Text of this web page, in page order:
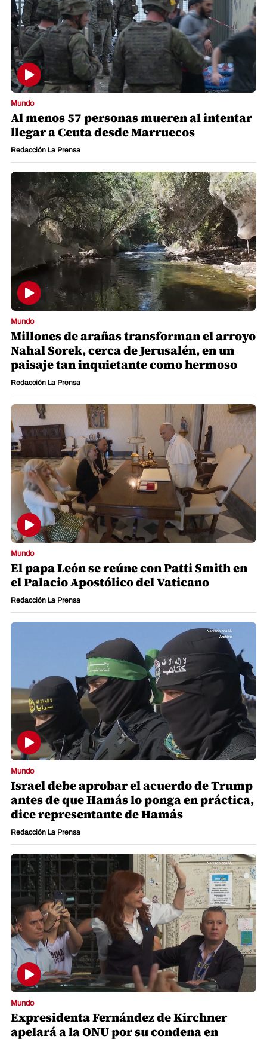
Mundo
Al menos 57 personas mueren al intentar
llegar a Ceuta desde Marruecos
Redacción La Prensa
Mundo
Millones de arañas transforman el arroyo
Nahal Sorek, cerca de Jerusalén, en un
paisaje tan inquietante como hermoso
Redacción La Prensa
Mundo
El papa León se reúne con Patti Smith en
el Palacio Apostólico del Vaticano
Redacción La Prensa
Mundo
Israel debe aprobar el acuerdo de Trump
antes de que Hamás lo ponga en práctica,
dice representante de Hamás
Redacción La Prensa
Mundo
Expresidenta Fernández de Kirchner
apelará a la ONU por su condena en